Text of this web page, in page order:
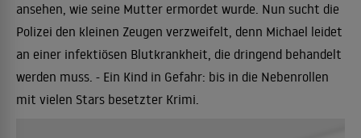
ansehen, wie seine Mutter ermordet wurde. Nun sucht die
Polizei den kleinen Zeugen verzweifelt, denn Michael leidet
an einer infektiösen Blutkrankheit, die dringend behandelt
werden muss. - Ein Kind in Gefahr: bis in die Nebenrollen
mit vielen Stars besetzter Krimi.